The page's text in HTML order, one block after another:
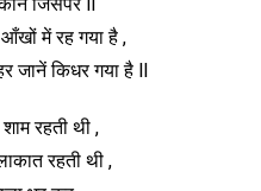
जिसपर ll
में रह गया है ,
जानें किधर गया है ll
रहती थी ,
रहती थी ,